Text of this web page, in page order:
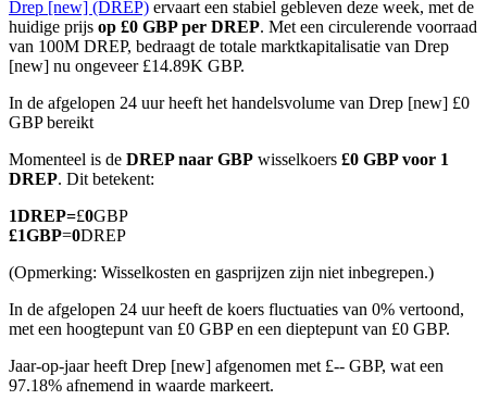
COIN-M-futures
Cryptocurrency-futures
TradFi
Derivaten voor aandelen, forex, edelmetalen en grondstoffen
USDC-futures
Drep [new] (DREP) ervaart een stabiel gebleven deze week, met de
huidige prijs op £0 GBP per DREP. Met een circulerende voorraad
van 100M DREP, bedraagt de totale marktkapitalisatie van Drep
[new] nu ongeveer £14.89K GBP.
In de afgelopen 24 uur heeft het handelsvolume van Drep [new] £0
GBP bereikt
Momenteel is de DREP naar GBP wisselkoers £0 GBP voor 1
DREP. Dit betekent:
1DREP=£0GBP
£1GBP=0DREP
(Opmerking: Wisselkosten en gasprijzen zijn niet inbegrepen.)
In de afgelopen 24 uur heeft de koers fluctuaties van 0% vertoond,
met een hoogtepunt van £0 GBP en een dieptepunt van £0 GBP.
Jaar-op-jaar heeft Drep [new] afgenomen met £-- GBP, wat een
97.18% afnemend in waarde markeert.